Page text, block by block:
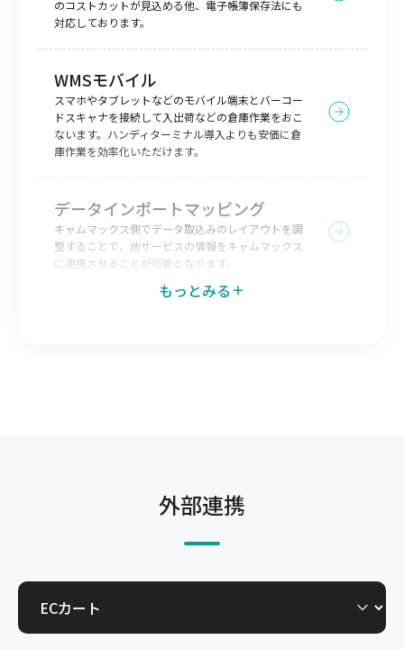
のコストカットが見込める他、電子帳簿保存法にも
対応しております。
WMSモバイル
スマホやタブレットなどのモバイル端末とバーコー
ドスキャナを接続して入出荷などの倉庫作業をおこ
ないます。ハンディターミナル導入よりも安価に倉
庫作業を効率化いただけます。
データインポートマッピング
キャムマックス側でデータ取込みのレイアウトを調
整することで、他サービスの情報をキャムマックス
に連携させることが可能となります。
引を電子化できます。
得意先へキャムマックスの一部機能を開放すること
です。今までメールやFAX、郵送で行っていた取引
を電子化できます。
もっとみる
外部連携